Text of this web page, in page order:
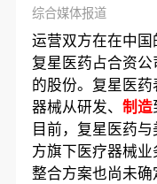
综合媒体报道
运营双方在在中国
复星医药占合资
的股份。复星医
器械从研发、 制造
目前，复星医药
方旗下医疗器械
整合方案也尚未